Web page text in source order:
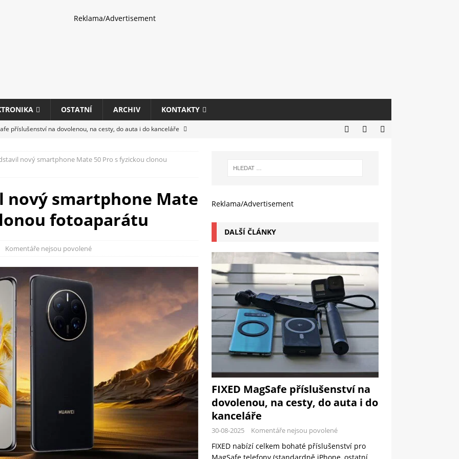
Reklama/Advertisement
OSTATNÍ ARCHIV KONTAKTY
příslušenství na dovolenou, na cesty, do auta i do kanceláře
COMPUTEX 2025 představí nové příslušenství pro hráče,
kancelářských tiskáren Canon imageFORCE s modely
růst krypto kasin: Co by měli vědět milovníci technologií
nový smartphone Mate 50 Pro s fyzickou clonou
nový smartphone Mate
fotoaparátu
Komentáře nejsou povolené
Reklama/Advertisement
DALŠÍ ČLÁNKY
FIXED MagSafe příslušenství na
dovolenou, na cesty, do auta i do
kanceláře
30-08-2025 Komentáře nejsou povolené
FIXED nabízí celkem bohaté příslušenství pro
MagSafe telefony (standardně iPhone, ostatní